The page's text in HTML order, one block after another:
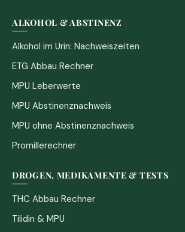
ALKOHOL & ABSTINENZ
Alkohol im Urin: Nachweiszeiten
ETG Abbau Rechner
MPU Leberwerte
MPU Abstinenznachweis
MPU ohne Abstinenznachweis
Promillerechner
DROGEN, MEDIKAMENTE & TESTS
THC Abbau Rechner
Tilidin & MPU